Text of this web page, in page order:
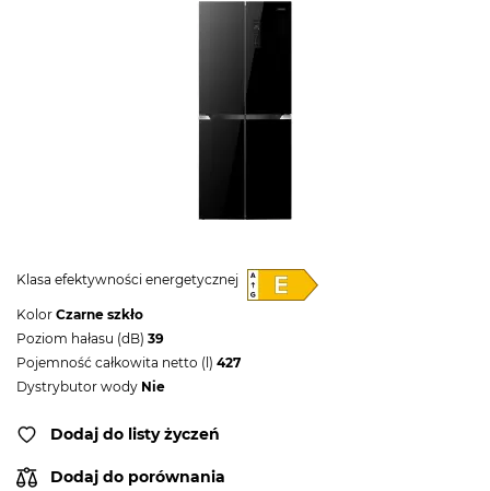
Klasa efektywności energetycznej
Kolor Czarne szkło
Poziom hałasu (dB) 39
Pojemność całkowita netto (l) 427
Dystrybutor wody Nie
Dodaj do listy życzeń
Dodaj do porównania